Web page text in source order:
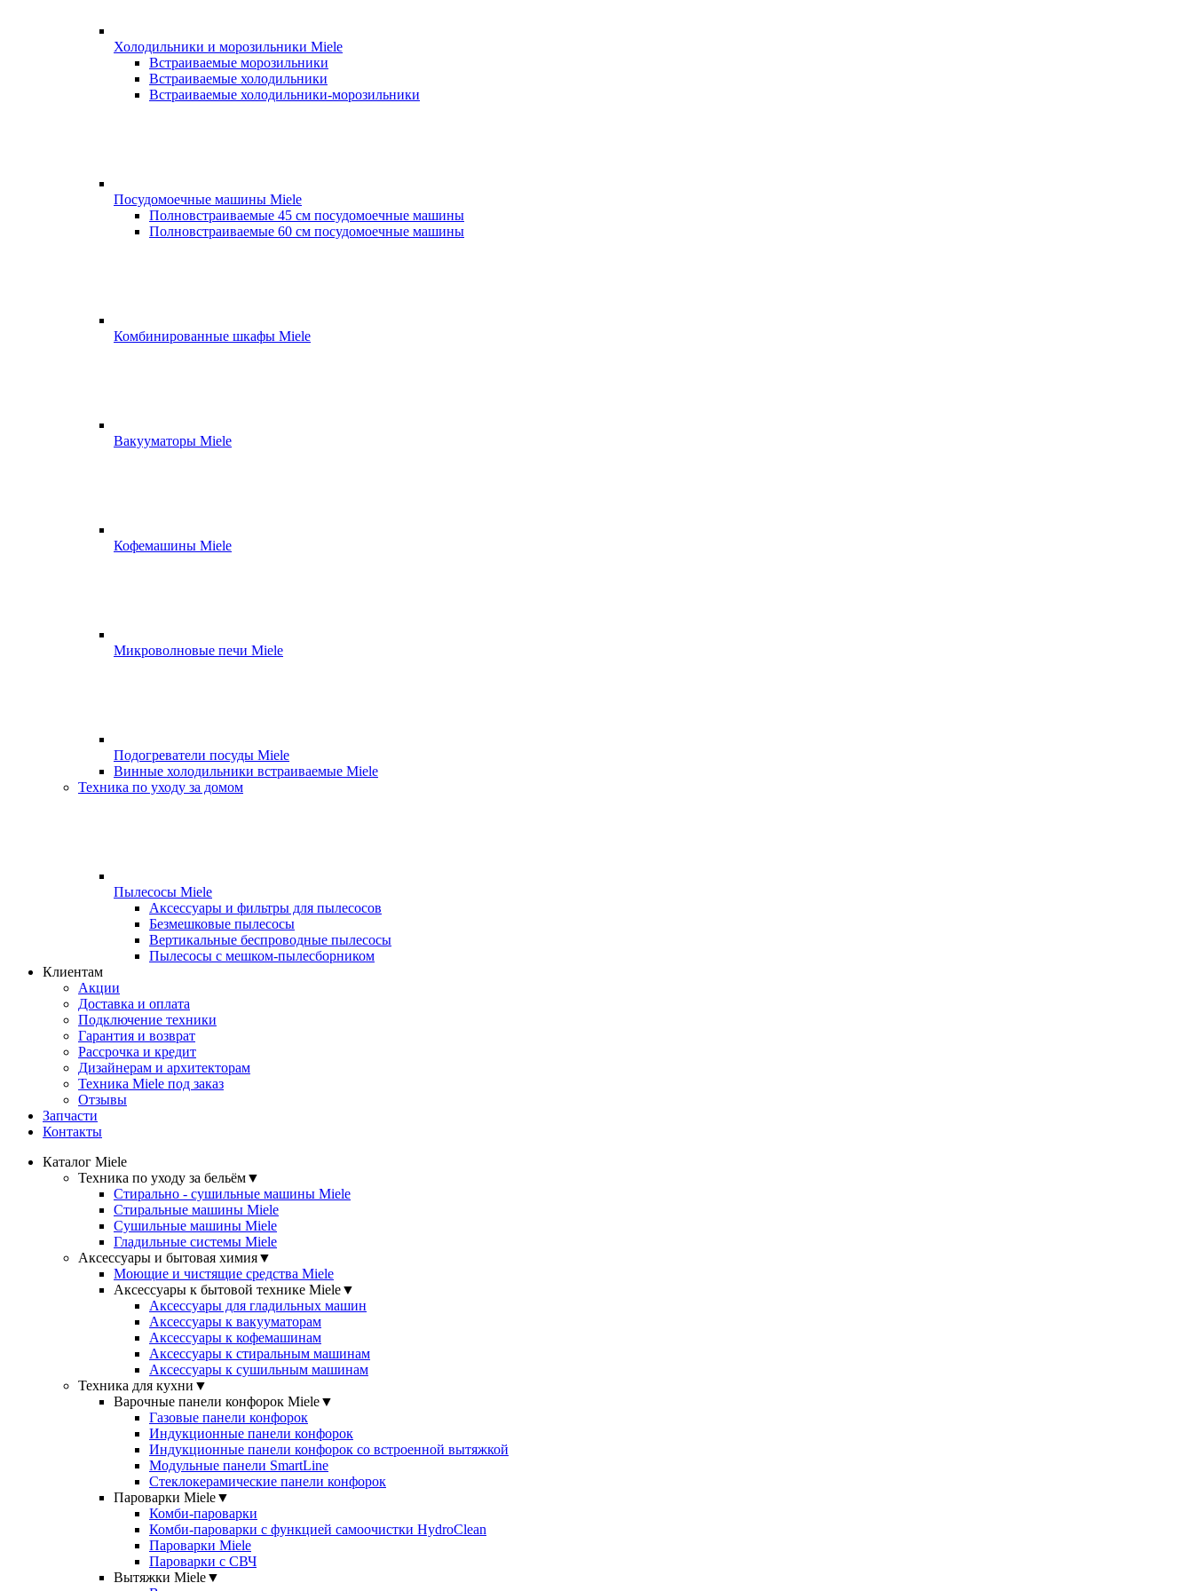
Холодильники и морозильники Miele
Встраиваемые морозильники
Встраиваемые холодильники
Встраиваемые холодильники-морозильники
Посудомоечные машины Miele
Полновстраиваемые 45 см посудомоечные машины
Полновстраиваемые 60 см посудомоечные машины
Комбинированные шкафы Miele
Вакууматоры Miele
Кофемашины Miele
Микроволновые печи Miele
Подогреватели посуды Miele
Винные холодильники встраиваемые Miele
Техника по уходу за домом
Пылесосы Miele
Аксессуары и фильтры для пылесосов
Безмешковые пылесосы
Вертикальные беспроводные пылесосы
Пылесосы с мешком-пылесборником
Клиентам
Акции
Доставка и оплата
Подключение техники
Гарантия и возврат
Рассрочка и кредит
Дизайнерам и архитекторам
Техника Miele под заказ
Отзывы
Запчасти
Контакты
Каталог Miele
Техника по уходу за бельём▼
Стирально - сушильные машины Miele
Стиральные машины Miele
Сушильные машины Miele
Гладильные системы Miele
Аксессуары и бытовая химия▼
Моющие и чистящие средства Miele
Аксессуары к бытовой технике Miele▼
Аксессуары для гладильных машин
Аксессуары к вакууматорам
Аксессуары к кофемашинам
Аксессуары к стиральным машинам
Аксессуары к сушильным машинам
Техника для кухни ▼
Варочные панели конфорок Miele▼
Газовые панели конфорок
Индукционные панели конфорок
Индукционные панели конфорок со встроенной вытяжкой
Модульные панели SmartLine
Стеклокерамические панели конфорок
Пароварки Miele▼
Комби-пароварки
Комби-пароварки с функцией самоочистки HydroClean
Пароварки Miele
Пароварки с СВЧ
Вытяжки Miele▼